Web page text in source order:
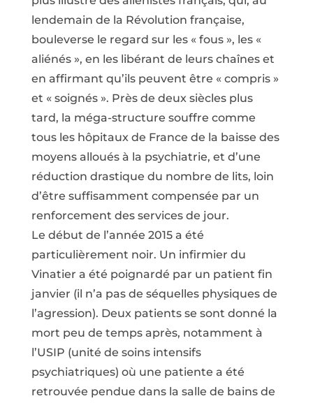
lendemain de la Révolution française,
bouleverse le regard sur les « fous », les «
aliénés », en les libérant de leurs chaînes et
en affirmant qu’ils peuvent être « compris »
et « soignés ». Près de deux siècles plus
tard, la méga-structure souffre comme
tous les hôpitaux de France de la baisse des
moyens alloués à la psychiatrie, et d’une
réduction drastique du nombre de lits, loin
d’être suffisamment compensée par un
renforcement des services de jour.
Le début de l’année 2015 a été
particulièrement noir. Un infirmier du
Vinatier a été poignardé par un patient fin
janvier (il n’a pas de séquelles physiques de
l’agression). Deux patients se sont donné la
mort peu de temps après, notamment à
l’USIP (unité de soins intensifs
psychiatriques) où une patiente a été
retrouvée pendue dans la salle de bains de